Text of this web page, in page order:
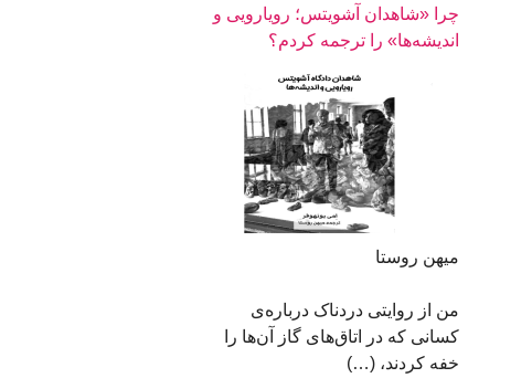
چرا «شاهدان آشویتس؛ رویارویی و
اندیشه‌ها» را ترجمه کردم؟
میهن روستا
من از روایتی دردناک درباره ‌ی
کسانی که در اتاق‌های گاز آن‌ها را
خفه‌ کردند، (…)